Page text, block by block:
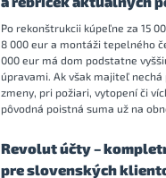
Po rekonštrukcii kúpeľne za 15
8 000 eur a montáži tepelného
000 eur má dom podstatne
úpravami. Ak však majiteľ
zmeny, pri požiari, vytopení či
pôvodná poistná suma už na
Revolut účty –
pre slovenských